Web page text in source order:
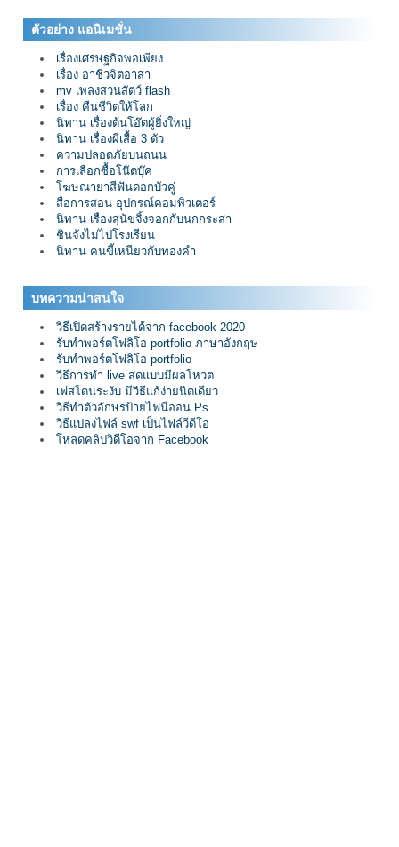
ตัวอย่าง แอนิเมชั่น
เรื่องเศรษฐกิจพอเพียง
เรื่อง อาชีวจิตอาสา
mv เพลงสวนสัตว์ flash
เรื่อง คืนชีวิตให้โลก
นิทาน เรื่องต้นโอ๊ตผู้ยิ่งใหญ่
นิทาน เรื่องผีเสื้อ 3 ตัว
ความปลอดภัยบนถนน
การเลือกซื้อโน๊ตบุ๊ค
โฆษณายาสีฟันดอกบัวคู่
สื่อการสอน อุปกรณ์คอมพิวเตอร์
นิทาน เรื่องสุนัขจิ้งจอกกับนกกระสา
ชินจังไม่ไปโรงเรียน
นิทาน คนขี้เหนียวกับทองคำ
บทความน่าสนใจ
วิธีเปิดสร้างรายได้จาก facebook 2020
รับทำพอร์ตโฟลิโอ portfolio ภาษาอังกฤษ
รับทำพอร์ตโฟลิโอ portfolio
วิธีการทำ live สดแบบมีผลโหวต
เฟสโดนระงับ มีวิธีแก้ง่ายนิดเดียว
วิธีทำตัวอักษรป้ายไฟนีออน Ps
วิธีแปลงไฟล์ swf เป็นไฟล์วีดีโอ
โหลดคลิปวิดีโอจาก Facebook